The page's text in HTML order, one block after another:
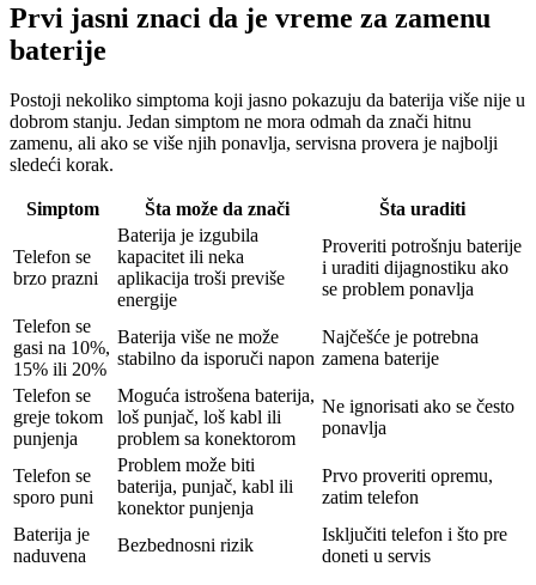
Prvi jasni znaci da je vreme za zamenu
baterije
Postoji nekoliko simptoma koji jasno pokazuju da baterija više nije u
dobrom stanju. Jedan simptom ne mora odmah da znači hitnu
zamenu, ali ako se više njih ponavlja, servisna provera je najbolji
sledeći korak.
Simptom Šta može da znači Šta uraditi
Telefon se
brzo prazni
Baterija je izgubila
kapacitet ili neka
aplikacija troši previše
energije
Proveriti potrošnju baterije
i uraditi dijagnostiku ako
se problem ponavlja
Telefon se
gasi na 10%,
15% ili 20%
Baterija više ne može
stabilno da isporuči napon
Najčešće je potrebna
zamena baterije
Telefon se
greje tokom
punjenja
Moguća istrošena baterija,
loš punjač, loš kabl ili
problem sa konektorom
Ne ignorisati ako se često
ponavlja
Telefon se
sporo puni
Problem može biti
baterija, punjač, kabl ili
konektor punjenja
Prvo proveriti opremu,
zatim telefon
Baterija je
naduvena
Bezbednosni rizik
Isključiti telefon i što pre
doneti u servis